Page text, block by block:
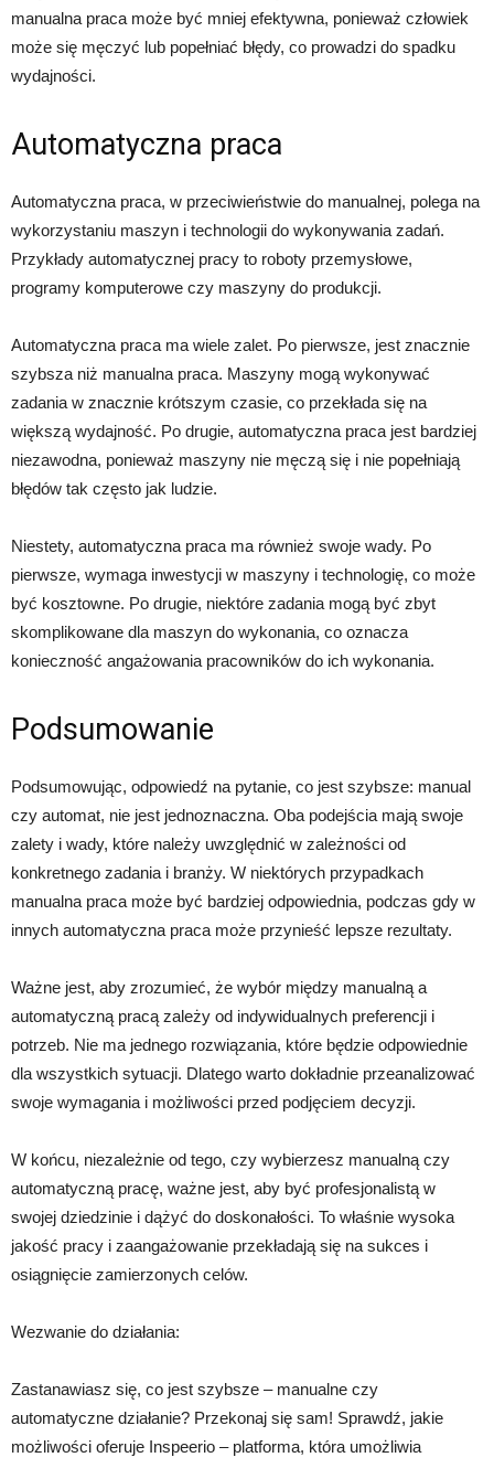
manualna praca może być mniej efektywna, ponieważ człowiek
może się męczyć lub popełniać błędy, co prowadzi do spadku
wydajności.
Automatyczna praca
Automatyczna praca, w przeciwieństwie do manualnej, polega na
wykorzystaniu maszyn i technologii do wykonywania zadań.
Przykłady automatycznej pracy to roboty przemysłowe,
programy komputerowe czy maszyny do produkcji.
Automatyczna praca ma wiele zalet. Po pierwsze, jest znacznie
szybsza niż manualna praca. Maszyny mogą wykonywać
zadania w znacznie krótszym czasie, co przekłada się na
większą wydajność. Po drugie, automatyczna praca jest bardziej
niezawodna, ponieważ maszyny nie męczą się i nie popełniają
błędów tak często jak ludzie.
Niestety, automatyczna praca ma również swoje wady. Po
pierwsze, wymaga inwestycji w maszyny i technologię, co może
być kosztowne. Po drugie, niektóre zadania mogą być zbyt
skomplikowane dla maszyn do wykonania, co oznacza
konieczność angażowania pracowników do ich wykonania.
Podsumowanie
Podsumowując, odpowiedź na pytanie, co jest szybsze: manual
czy automat, nie jest jednoznaczna. Oba podejścia mają swoje
zalety i wady, które należy uwzględnić w zależności od
konkretnego zadania i branży. W niektórych przypadkach
manualna praca może być bardziej odpowiednia, podczas gdy w
innych automatyczna praca może przynieść lepsze rezultaty.
Ważne jest, aby zrozumieć, że wybór między manualną a
automatyczną pracą zależy od indywidualnych preferencji i
potrzeb. Nie ma jednego rozwiązania, które będzie odpowiednie
dla wszystkich sytuacji. Dlatego warto dokładnie przeanalizować
swoje wymagania i możliwości przed podjęciem decyzji.
W końcu, niezależnie od tego, czy wybierzesz manualną czy
automatyczną pracę, ważne jest, aby być profesjonalistą w
swojej dziedzinie i dążyć do doskonałości. To właśnie wysoka
jakość pracy i zaangażowanie przekładają się na sukces i
osiągnięcie zamierzonych celów.
Wezwanie do działania:
Zastanawiasz się, co jest szybsze – manualne czy
automatyczne działanie? Przekonaj się sam! Sprawdź, jakie
możliwości oferuje Inspeerio – platforma, która umożliwia